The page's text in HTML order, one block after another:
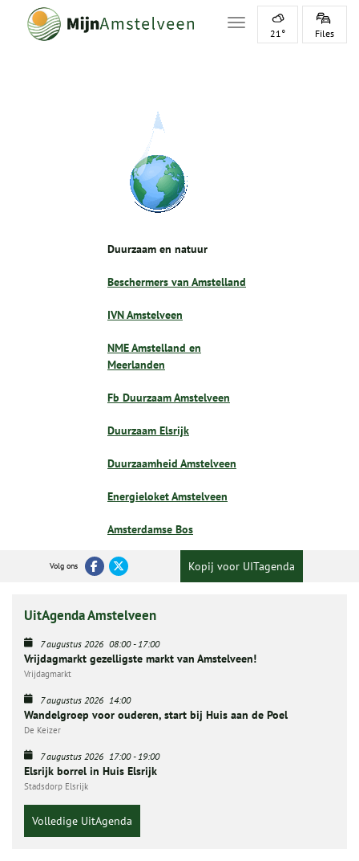
Toggle navigation
21° Files
Duurzaam en natuur
Beschermers van Amstelland
IVN Amstelveen
NME Amstelland en
Meerlanden
Fb Duurzaam Amstelveen
Duurzaam Elsrijk
Duurzaamheid Amstelveen
Energieloket Amstelveen
Amsterdamse Bos
Volg ons Kopij voor UITagenda
UitAgenda Amstelveen
7 augustus 2026 08:00-17:00
Vrijdagmarkt gezelligste markt van Amstelveen!
Vrijdagmarkt
7 augustus 2026 14:00
Wandelgroep voor ouderen, start bij Huis aan de Poel
De Keizer
7 augustus 2026 17:00-19:00
Elsrijk borrel in Huis Elsrijk
Stadsdorp Elsrijk
Volledige UitAgenda